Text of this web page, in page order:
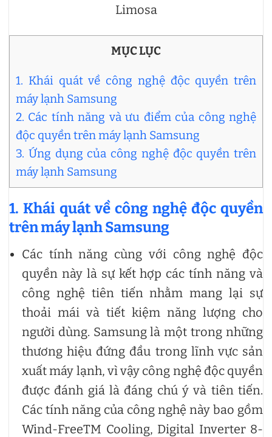
Limosa
MỤC LỤC
1. Khái quát về công nghệ độc quyền trên
máy lạnh Samsung
2. Các tính năng và ưu điểm của công nghệ
độc quyền trên máy lạnh Samsung
3. Ứng dụng của công nghệ độc quyền trên
máy lạnh Samsung
1. Khái quát về công nghệ độc quyền
trên máy lạnh Samsung
Các tính năng cùng với công nghệ độc
quyền này là sự kết hợp các tính năng và
công nghệ tiên tiến nhằm mang lại sự
thoải mái và tiết kiệm năng lượng cho
người dùng. Samsung là một trong những
thương hiệu đứng đầu trong lĩnh vực sản
xuất máy lạnh, vì vậy công nghệ độc quyền
được đánh giá là đáng chú ý và tiên tiến.
Các tính năng của công nghệ này bao gồm
Wind-FreeTM Cooling, Digital Inverter 8-